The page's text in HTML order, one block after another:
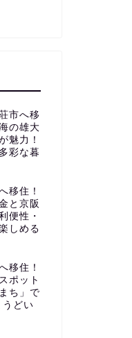
市へ移
の雄大
魅力！
彩な暮
移住！
と京阪
便性・
しめる
移住！
ポット
ち」で
うどい